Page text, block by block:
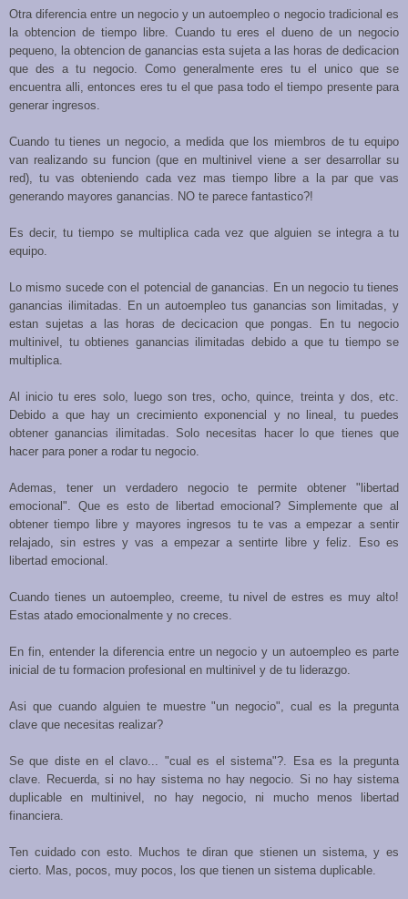
Otra diferencia entre un negocio y un autoempleo o negocio tradicional es
la obtencion de tiempo libre. Cuando tu eres el dueno de un negocio
pequeno, la obtencion de ganancias esta sujeta a las horas de dedicacion
que des a tu negocio. Como generalmente eres tu el unico que se
encuentra alli, entonces eres tu el que pasa todo el tiempo presente para
generar ingresos.
Cuando tu tienes un negocio, a medida que los miembros de tu equipo
van realizando su funcion (que en multinivel viene a ser desarrollar su
red), tu vas obteniendo cada vez mas tiempo libre a la par que vas
generando mayores ganancias. NO te parece fantastico?!
Es decir, tu tiempo se multiplica cada vez que alguien se integra a tu
equipo.
Lo mismo sucede con el potencial de ganancias. En un negocio tu tienes
ganancias ilimitadas. En un autoempleo tus ganancias son limitadas, y
estan sujetas a las horas de decicacion que pongas. En tu negocio
multinivel, tu obtienes ganancias ilimitadas debido a que tu tiempo se
multiplica.
Al inicio tu eres solo, luego son tres, ocho, quince, treinta y dos, etc.
Debido a que hay un crecimiento exponencial y no lineal, tu puedes
obtener ganancias ilimitadas. Solo necesitas hacer lo que tienes que
hacer para poner a rodar tu negocio.
Ademas, tener un verdadero negocio te permite obtener "libertad
emocional". Que es esto de libertad emocional? Simplemente que al
obtener tiempo libre y mayores ingresos tu te vas a empezar a sentir
relajado, sin estres y vas a empezar a sentirte libre y feliz. Eso es
libertad emocional.
Cuando tienes un autoempleo, creeme, tu nivel de estres es muy alto!
Estas atado emocionalmente y no creces.
En fin, entender la diferencia entre un negocio y un autoempleo es parte
inicial de tu formacion profesional en multinivel y de tu liderazgo.
Asi que cuando alguien te muestre "un negocio", cual es la pregunta
clave que necesitas realizar?
Se que diste en el clavo... "cual es el sistema"?. Esa es la pregunta
clave. Recuerda, si no hay sistema no hay negocio. Si no hay sistema
duplicable en multinivel, no hay negocio, ni mucho menos libertad
financiera.
Ten cuidado con esto. Muchos te diran que stienen un sistema, y es
cierto. Mas, pocos, muy pocos, los que tienen un sistema duplicable.